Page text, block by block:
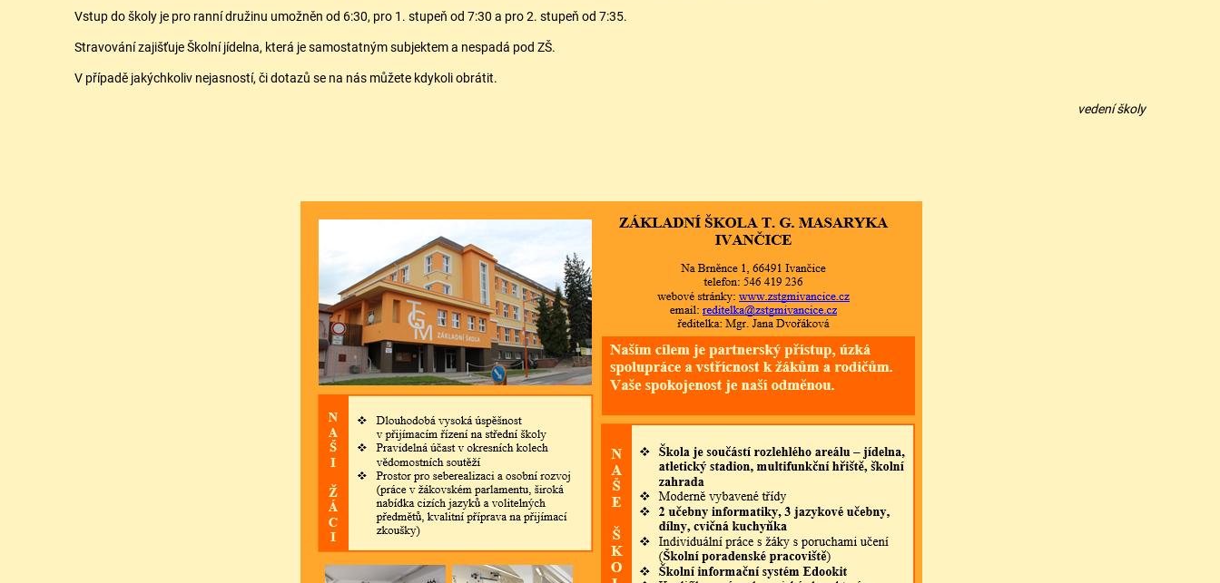
Vstup do školy je pro ranní družinu umožněn od 6:30, pro 1. stupeň od 7:30 a pro 2. stupeň od 7:35.
Stravování zajišťuje Školní jídelna, která je samostatným subjektem a nespadá pod ZŠ.
V případě jakýchkoliv nejasností, či dotazů se na nás můžete kdykoli obrátit.
vedení školy